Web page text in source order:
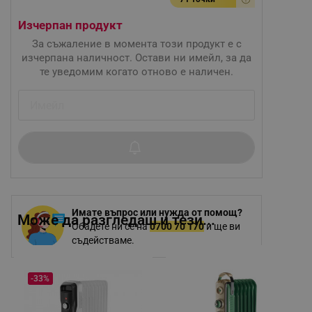
Имате въпрос или нужда от помощ?
Обадете ни се на0700 70 170и ще ви
съдействаме.
Изчерпан продукт
За съжаление в момента този продукт е с
изчерпана наличност. Остави ни имейл, за да
те уведомим когато отново е наличен.
Може да разгледаш и тези...
-33%